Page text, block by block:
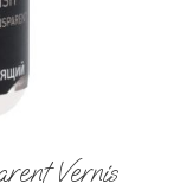
Vernis